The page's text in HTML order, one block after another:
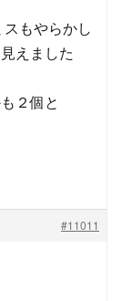
もやらかし
えました
２個と
#11011